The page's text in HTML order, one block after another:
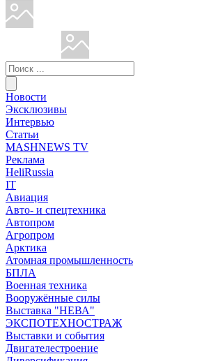
Новости
Эксклюзивы
Интервью
Статьи
MASHNEWS TV
Реклама
HeliRussia
IT
Авиация
Авто- и спецтехника
Автопром
Агропром
Арктика
Атомная промышленность
БПЛА
Военная техника
Вооружённые силы
Выставка "НЕВА"
ЭКСПОТЕХНОСТРАЖ
Выставки и события
Двигателестроение